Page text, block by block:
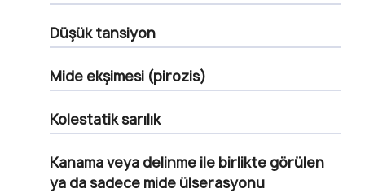
Düşük tansiyon
Mide ekşimesi (pirozis)
Kolestatik sarılık
Kanama veya delinme ile birlikte görülen
ya da sadece mide ülserasyonu